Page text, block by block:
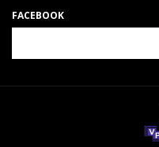
FACEBOOK